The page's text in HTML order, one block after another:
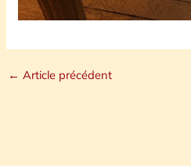
← Article précédent